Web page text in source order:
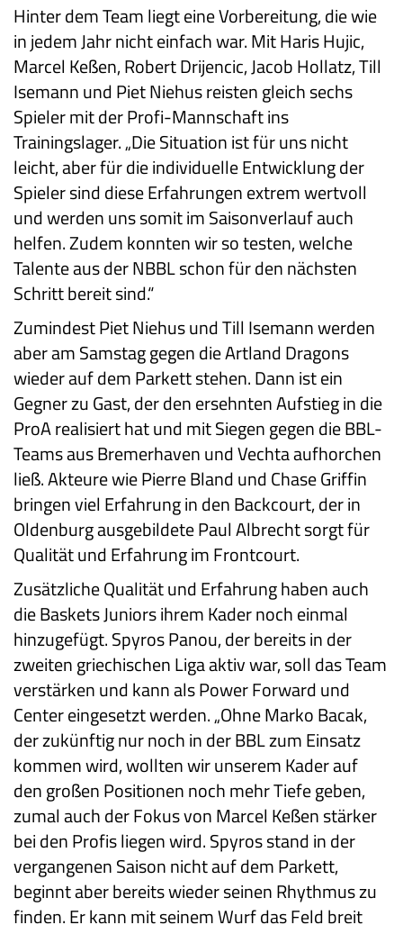
Hinter dem Team liegt eine Vorbereitung, die wie
in jedem Jahr nicht einfach war. Mit Haris Hujic,
Marcel Keßen, Robert Drijencic, Jacob Hollatz, Till
Isemann und Piet Niehus reisten gleich sechs
Spieler mit der Profi-Mannschaft ins
Trainingslager. „Die Situation ist für uns nicht
leicht, aber für die individuelle Entwicklung der
Spieler sind diese Erfahrungen extrem wertvoll
und werden uns somit im Saisonverlauf auch
helfen. Zudem konnten wir so testen, welche
Talente aus der NBBL schon für den nächsten
Schritt bereit sind.“
Zumindest Piet Niehus und Till Isemann werden
aber am Samstag gegen die Artland Dragons
wieder auf dem Parkett stehen. Dann ist ein
Gegner zu Gast, der den ersehnten Aufstieg in die
ProA realisiert hat und mit Siegen gegen die BBL-
Teams aus Bremerhaven und Vechta aufhorchen
ließ. Akteure wie Pierre Bland und Chase Griffin
bringen viel Erfahrung in den Backcourt, der in
Oldenburg ausgebildete Paul Albrecht sorgt für
Qualität und Erfahrung im Frontcourt.
Zusätzliche Qualität und Erfahrung haben auch
die Baskets Juniors ihrem Kader noch einmal
hinzugefügt. Spyros Panou, der bereits in der
zweiten griechischen Liga aktiv war, soll das Team
verstärken und kann als Power Forward und
Center eingesetzt werden. „Ohne Marko Bacak,
der zukünftig nur noch in der BBL zum Einsatz
kommen wird, wollten wir unserem Kader auf
den großen Positionen noch mehr Tiefe geben,
zumal auch der Fokus von Marcel Keßen stärker
bei den Profis liegen wird. Spyros stand in der
vergangenen Saison nicht auf dem Parkett,
beginnt aber bereits wieder seinen Rhythmus zu
finden. Er kann mit seinem Wurf das Feld breit